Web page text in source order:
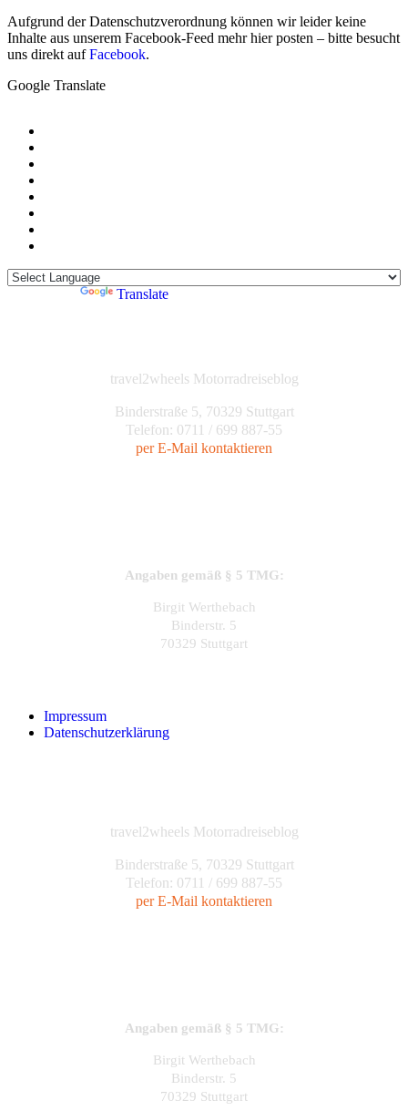
Aufgrund der Datenschutzverordnung können wir leider keine
Inhalte aus unserem Facebook-Feed mehr hier posten – bitte besucht
uns direkt aufFacebook.
Google Translate
Translate
travel2wheels Motorradreiseblog
Binderstraße 5, 70329 Stuttgart
Telefon: 0711 / 699 887-55
per E-Mail kontaktieren
Angaben gemäß § 5 TMG:
Birgit Werthebach
Binderstr. 5
70329 Stuttgart
Impressum
Datenschutzerklärung
travel2wheels Motorradreiseblog
Binderstraße 5, 70329 Stuttgart
Telefon: 0711 / 699 887-55
per E-Mail kontaktieren
Angaben gemäß § 5 TMG:
Birgit Werthebach
Binderstr. 5
70329 Stuttgart